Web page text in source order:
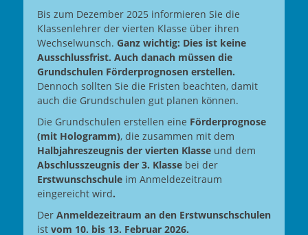
Bis zum Dezember 2025 informieren Sie die
Klassenlehrer der vierten Klasse über ihren
Wechselwunsch. Ganz wichtig: Dies ist keine
Ausschlussfrist. Auch danach müssen die
Grundschulen Förderprognosen erstellen.
Dennoch sollten Sie die Fristen beachten, damit
auch die Grundschulen gut planen können.
Die Grundschulen erstellen eine Förderprognose
(mit Hologramm), die zusammen mit dem
Halbjahreszeugnis der vierten Klasse und dem
Abschlusszeugnis der 3. Klasse bei der
Erstwunschschule im Anmeldezeitraum
eingereicht wird.
Der Anmeldezeitraum an den Erstwunschschulen
ist vom 10. bis 13. Februar 2026.